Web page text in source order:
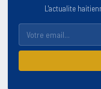
L'actualite